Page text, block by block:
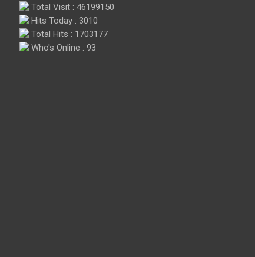
Total Visit : 46199150
Hits Today : 3010
Total Hits : 1703177
Who's Online : 93